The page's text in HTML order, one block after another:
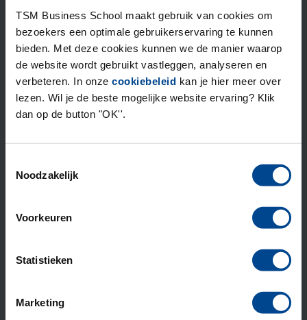
TSM Business School maakt gebruik van cookies om
bezoekers een optimale gebruikerservaring te kunnen
bieden. Met deze cookies kunnen we de manier waarop
de website wordt gebruikt vastleggen, analyseren en
verbeteren. In onze cookiebeleid kan je hier meer over
lezen. Wil je de beste mogelijke website ervaring? Klik
dan op de button "OK''.
Noodzakelijk
Voorkeuren
Statistieken
Marketing
Programmamanager. Tot die tijd is het vooral landen in
Zweden, genieten van zijn gezin en nieuwe werkbasis.
ik niet per se in een roodhouten huis aan een meer te
wonen of op een arrenslee te rijden. Mensen vragen
geldt weer: Ik vertrouw op mijn kompas en blijf zolang
maken zulke mooie nieuwe dingen mee samen. Mijn